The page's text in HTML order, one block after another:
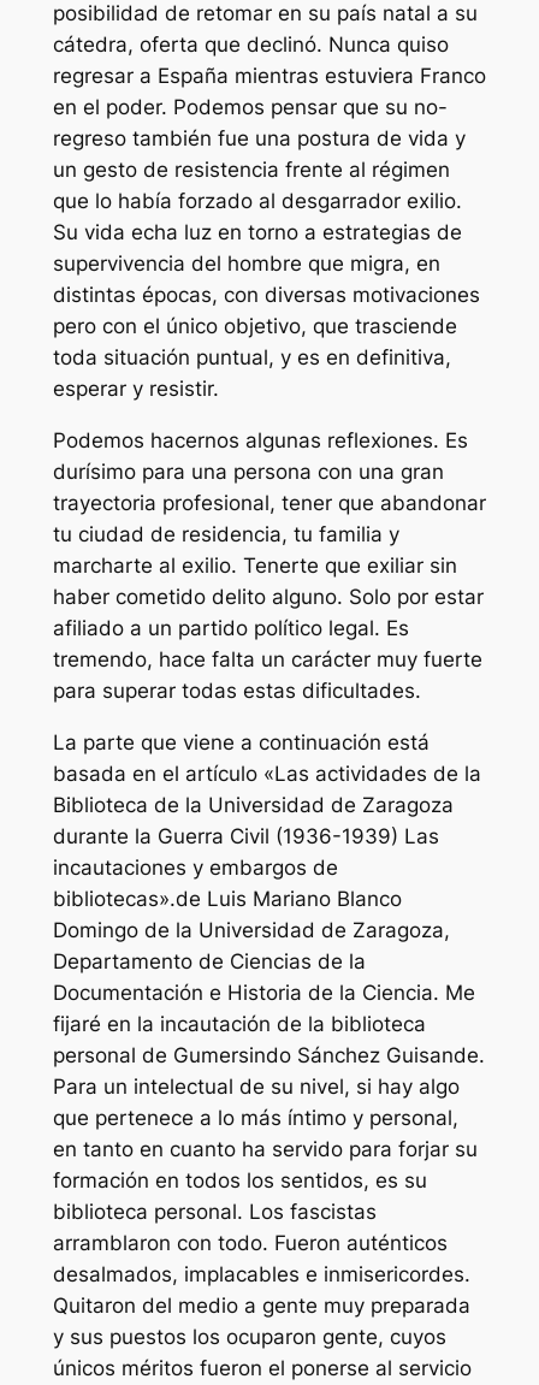
posibilidad de retomar en su país natal a su
cátedra, oferta que declinó. Nunca quiso
regresar a España mientras estuviera Franco
en el poder. Podemos pensar que su no-
regreso también fue una postura de vida y
un gesto de resistencia frente al régimen
que lo había forzado al desgarrador exilio.
Su vida echa luz en torno a estrategias de
supervivencia del hombre que migra, en
distintas épocas, con diversas motivaciones
pero con el único objetivo, que trasciende
toda situación puntual, y es en definitiva,
esperar y resistir.
Podemos hacernos algunas reflexiones. Es
durísimo para una persona con una gran
trayectoria profesional, tener que abandonar
tu ciudad de residencia, tu familia y
marcharte al exilio. Tenerte que exiliar sin
haber cometido delito alguno. Solo por estar
afiliado a un partido político legal. Es
tremendo, hace falta un carácter muy fuerte
para superar todas estas dificultades.
La parte que viene a continuación está
basada en el artículo «Las actividades de la
Biblioteca de la Universidad de Zaragoza
durante la Guerra Civil (1936-1939) Las
incautaciones y embargos de
bibliotecas».de Luis Mariano Blanco
Domingo de la Universidad de Zaragoza,
Departamento de Ciencias de la
Documentación e Historia de la Ciencia. Me
fijaré en la incautación de la biblioteca
personal de Gumersindo Sánchez Guisande.
Para un intelectual de su nivel, si hay algo
que pertenece a lo más íntimo y personal,
en tanto en cuanto ha servido para forjar su
formación en todos los sentidos, es su
biblioteca personal. Los fascistas
arramblaron con todo. Fueron auténticos
desalmados, implacables e inmisericordes.
Quitaron del medio a gente muy preparada
y sus puestos los ocuparon gente, cuyos
únicos méritos fueron el ponerse al servicio